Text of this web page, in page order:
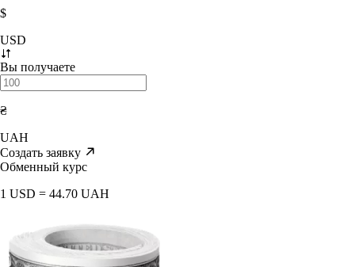
$
USD
Вы получаете
₴
UAH
Создать заявку
Обменный курс
1 USD = 44.70 UAH